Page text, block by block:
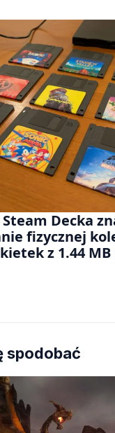
Decka
fizycznej
z 1.44
spodobać